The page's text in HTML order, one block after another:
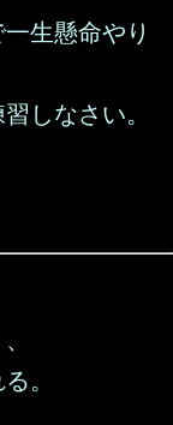
生懸命やり
しなさい。
。